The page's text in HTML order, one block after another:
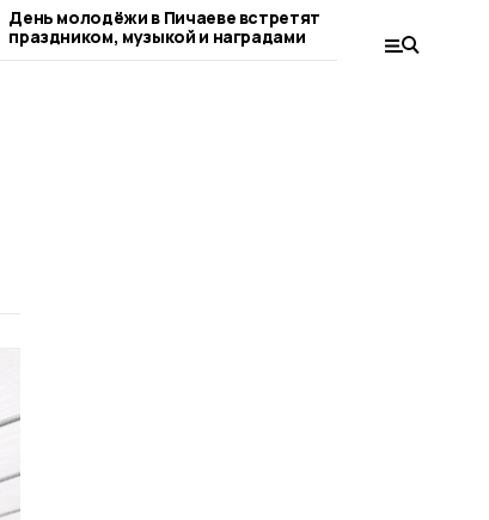
День молодёжи в Пичаеве встретят
праздником, музыкой и наградами
округа
поэтесса